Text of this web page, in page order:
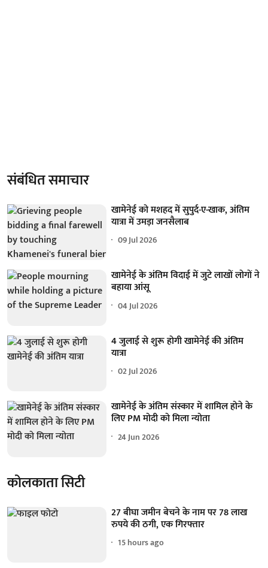
संबंधित समाचार
खामेनेई को मशहद में सुपुर्द-ए-खाक, अंतिम
यात्रा में उमड़ा जनसैलाब
09 Jul 2026
खामेनेई के अंतिम विदाई में जुटे लाखों लोगों ने
बहाया आंसू
04 Jul 2026
4 जुलाई से शुरू होगी खामेनेई की अंतिम
यात्रा
02 Jul 2026
खामेनेई के अंतिम संस्कार में शामिल होने के
लिए PM मोदी को मिला न्योता
24 Jun 2026
कोलकाता सिटी
27 बीघा जमीन बेचने के नाम पर 78 लाख
रुपये की ठगी, एक गिरफ्तार
15 hours ago